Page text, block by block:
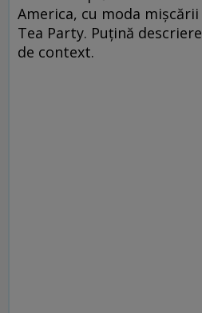
America, cu moda mişcării
Tea Party. Puţină descriere
de context.